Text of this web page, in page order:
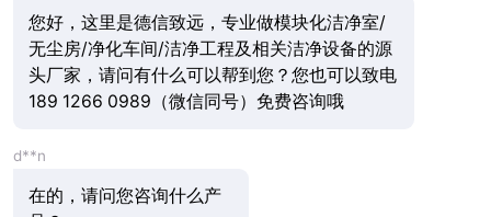
您好，这里是德信致远，专业做模块化洁净室/
无尘房/净化车间/洁净工程及相关洁净设备的源
头厂家，请问有什么可以帮到您？您也可以致电
189 1266 0989（微信同号）免费咨询哦
d**n
在的，请问您咨询什么产